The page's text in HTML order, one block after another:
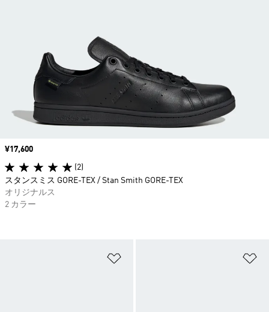
価格
¥17,600
(2)
スタンスミス GORE-TEX / Stan Smith GORE-TEX
オリジナルス
2 カラー